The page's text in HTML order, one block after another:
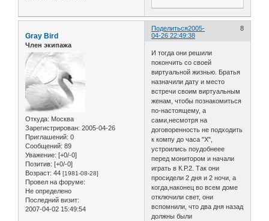
Поделиться 8
2005-
04-26 22:49:38
Gray Bird
Член экипажа
Откуда: Москва
Зарегистрирован: 2005-04-26
Приглашений: 0
Сообщений: 89
Уважение: [+0/-0]
Позитив: [+0/-0]
Возраст: 44 [1981-08-28]
Провел на форуме:
Не определено
Последний визит:
2007-04-02 15:49:54
И тогда они решили
покончить со своей
виртуальной жизнью. Братья
назначили дату и место
встречи своим виртуальным
женам, чтобы познакомиться
по-настоящему, а
сами,несмотря на
договоренность не подходить
к компу до часа "X",
устроились поудобнеее
перед монитором и начали
играть в К.Р.2. Так они
просидели 2 дня и 2 ночи, а
когда,наконец во всем доме
отключили свет, они
вспомнили, что два дня назад
должны были